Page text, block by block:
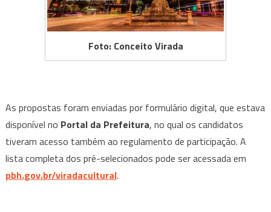
Foto: Conceito Virada
As propostas foram enviadas por formulário digital, que estava
disponível no Portal da Prefeitura, no qual os candidatos
tiveram acesso também ao regulamento de participação. A
lista completa dos pré-selecionados pode ser acessada em
pbh.gov.br/viradacultural.